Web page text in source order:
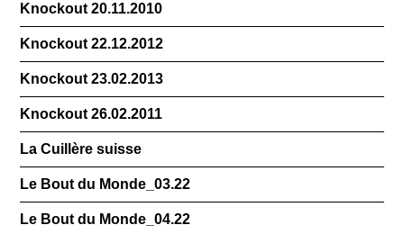
Knockout 20.11.2010
Knockout 22.12.2012
Knockout 23.02.2013
Knockout 26.02.2011
La Cuillère suisse
Le Bout du Monde_03.22
Le Bout du Monde_04.22